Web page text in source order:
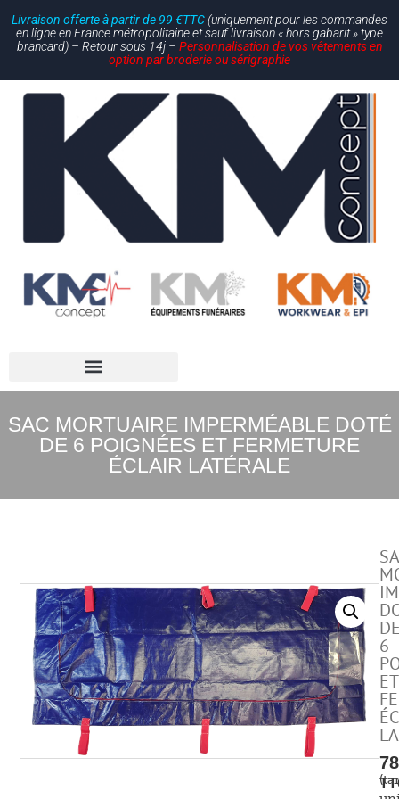
Livraison offerte à partir de 99 €TTC(uniquement pour les commandes
en ligne en France métropolitaine et sauf livraison « hors gabarit » type
brancard) – Retour sous 14j – Personnalisation de vos vêtements en
option par broderie ou sérigraphie
SAC MORTUAIRE IMPERMÉABLE DOTÉ
DE 6 POIGNÉES ET FERMETURE
ÉCLAIR LATÉRALE
6
ET